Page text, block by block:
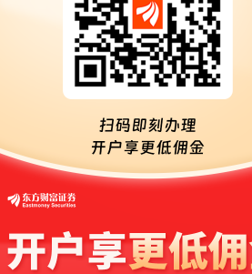
项目名称 计
东方时尚新能源车购置项目
偿还银行贷款和补充流动资金
云南东方时尚新能源车购置项目
湖北东方时尚新能源车购置项目